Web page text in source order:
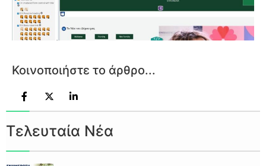
Κοινοποιήστε το άρθρο...
Τελευταία Νέα